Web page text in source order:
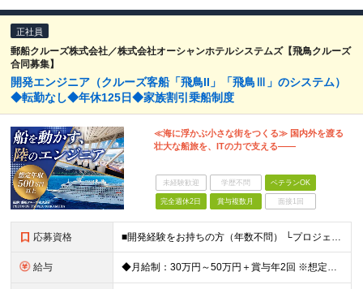
正社員
郵船クルーズ株式会社／株式会社オーシャンホテルシステムズ【飛鳥クルーズ
合同募集】
開発エンジニア（クルーズ客船「飛鳥II」「飛鳥Ⅲ」のシステム）
◆転勤なし◆年休125日◆家族割引乗船制度
≪海に浮かぶ小さな街をつくる≫ 国内外を渡る
壮大な船旅を、ITの力で支える――
未経験歓迎 学歴不問 ベテランOK
完全週休2日 賞与複数月 面接1回
応募資格 ■開発経験をお持ちの方（年数不問） └プロジェクト推進の経験をお持ちの方は尚歓迎 ■専門学校卒業以上 （四年制大学／大学院／短期大学／専門学校／高等専門学校／学校教育法によらない大学校・各種学校を含む
給与 ◆月給制：30万円～50万円＋賞与年2回 ※想定年収：500万円～800万円 ※経験を考慮し、当社規定に基づいて決定します ※残業代は別途全額支給します ※試用期間（4ヶ月）の給与・待遇に差異はあり